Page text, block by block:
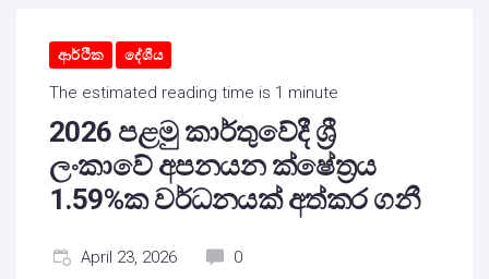
ආර්ථික දේශීය
The estimated reading time is 1 minute
2026 පළමු කාර්තුවේදී ශ්‍රී
ලංකාවේ අපනයන ක්ෂේත්‍රය
1.59%ක වර්ධනයක් අත්කර ගනී
April 23, 2026 0